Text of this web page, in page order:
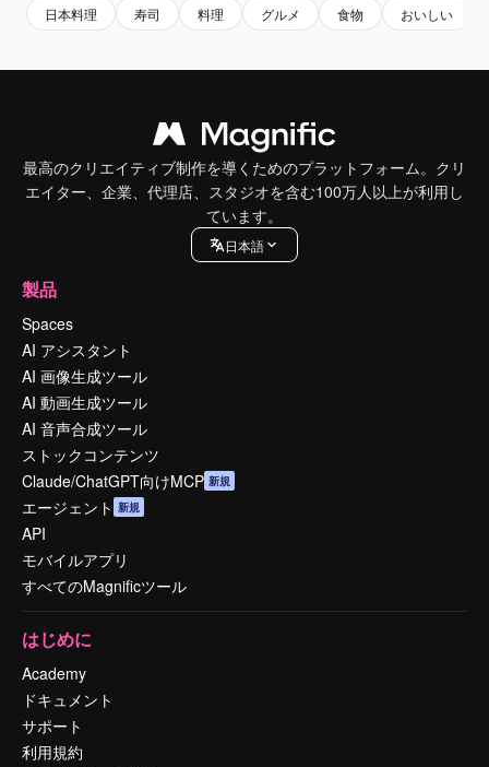
日本料理 寿司 料理 グルメ 食物 おいしい
最高のクリエイティブ制作を導くためのプラットフォーム。クリ
エイター、企業、代理店、スタジオを含む100万人以上が利用し
ています。
日本語
製品
Spaces
AI アシスタント
AI 画像生成ツール
AI 動画生成ツール
AI 音声合成ツール
ストックコンテンツ
Claude/ChatGPT向けMCP 新規
エージェント 新規
API
モバイルアプリ
すべてのMagnificツール
はじめに
Academy
ドキュメント
サポート
利用規約